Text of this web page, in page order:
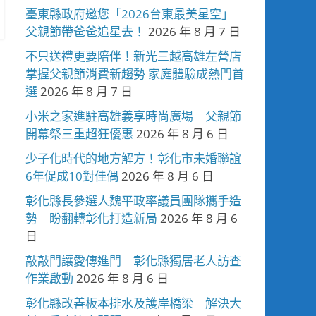
臺東縣政府邀您「2026台東最美星空」
父親節帶爸爸追星去！ 2026 年 8 月 7 日
不只送禮更要陪伴！新光三越高雄左營店
掌握父親節消費新趨勢 家庭體驗成熱門首
選2026 年 8 月 7 日
小米之家進駐高雄義享時尚廣場 父親節
開幕祭三重超狂優惠 2026 年 8 月 6 日
少子化時代的地方解方！彰化市未婚聯誼
6年促成10對佳偶 2026 年 8 月 6 日
彰化縣長參選人魏平政率議員團隊攜手造
勢 盼翻轉彰化打造新局 2026 年 8 月 6
日
敲敲門讓愛傳進門 彰化縣獨居老人訪查
作業啟動 2026 年 8 月 6 日
彰化縣改善板本排水及護岸橋梁 解決大